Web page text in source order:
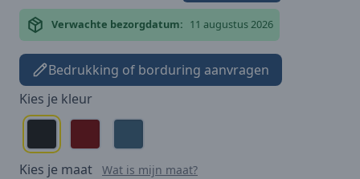
Verwachte bezorgdatum: 11 augustus 2026
Bedrukking of borduring aanvragen
Kies je kleur
Kies je maat Wat is mijn maat?